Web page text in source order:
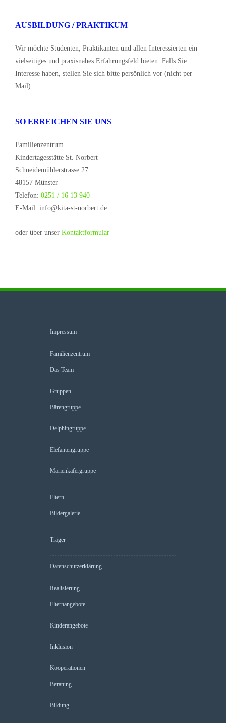
AUSBILDUNG / PRAKTIKUM
Wir möchte Studenten, Praktikanten und allen Interessierten ein
vielseitiges und praxisnahes Erfahrungsfeld bieten. Falls Sie
Interesse haben, stellen Sie sich bitte persönlich vor (nicht per
Mail).
SO ERREICHEN SIE UNS
Familienzentrum
Kindertagesstätte St. Norbert
Schneidemühlerstrasse 27
48157 Münster
Telefon: 0251 / 16 13 940
E-Mail: info@kita-st-norbert.de
oder über unser Kontaktformular
Impressum
Familienzentrum
Das Team
Gruppen
Bärengruppe
Delphingruppe
Elefantengruppe
Marienkäfergruppe
Eltern
Bildergalerie
Träger
Datenschutzerklärung
Realisierung
Elternangebote
Kinderangebote
Inklusion
Kooperationen
Beratung
Bildung